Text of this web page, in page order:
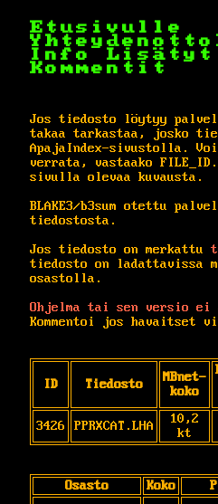
Etusivulle
Info
Lisätyt
Kommentit
Jos tiedosto löytyy
takaa tarkastaa, josko
ApajaIndex-sivustolla.
verrata, vastaako
sivulla olevaa kuvausta.
BLAKE3/b3sum otettu
tiedostosta.
Jos tiedosto on merkattu
tiedosto on ladattavissa
osastolla.
Ohjelma tai sen versio ei
Kommentoi jos havaitset
ID Tiedosto
MBnet-
koko
3426
PPRXCAT.LHA
10,2
kt
Osasto Koko